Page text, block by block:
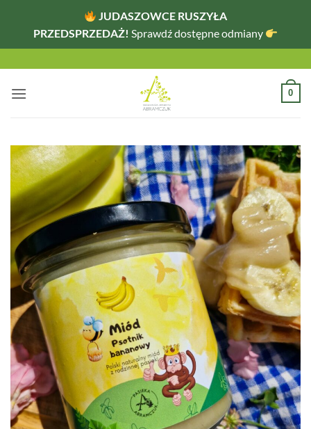
JUDASZOWCE RUSZYŁA
PRZEDSPRZEDAŻ! Sprawdź dostępne odmiany
zawartości
0